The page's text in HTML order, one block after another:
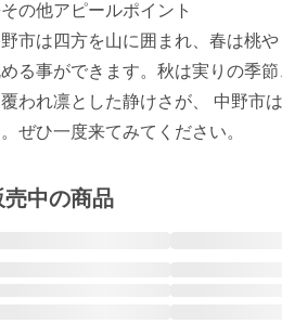
の他アピールポイント
市は四方を山に囲まれ、春は桃
める事ができます。秋は実りの季
われ凛とした静けさが、 中野市
売中の商品